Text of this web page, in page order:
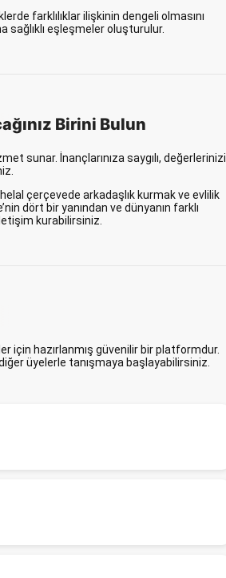
farklılıklar ilişkinin dengeli olmasını
sağlıklı eşleşmeler oluşturulur.
Birini Bulun
sunar. İnançlarınıza saygılı, değerlerinizi
çerçevede arkadaşlık kurmak ve evlilik
dört bir yanından ve dünyanın farklı
kurabilirsiniz.
için hazırlanmış güvenilir bir platformdur.
üyelerle tanışmaya başlayabilirsiniz.